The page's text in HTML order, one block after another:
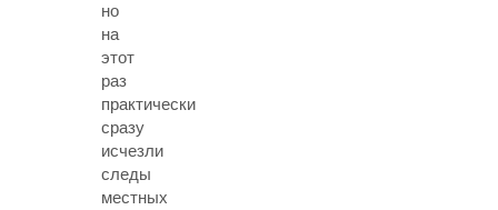
но
на
этот
раз
практически
сразу
исчезли
следы
местных